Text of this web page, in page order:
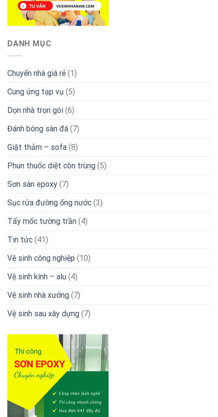
DANH MỤC
Chuyển nhà giá rẻ (1)
Cung ứng tạp vụ (5)
Dọn nhà trọn gói (6)
Đánh bóng sàn đá (7)
Giặt thảm – sofa (8)
Phun thuốc diệt côn trùng (5)
Sơn sàn epoxy (7)
Sục rửa đường ống nước (3)
Tẩy mốc tường trần (4)
Tin tức (41)
Vệ sinh công nghiệp (10)
Vệ sinh kính – alu (4)
Vệ sinh nhà xưởng (7)
Vệ sinh sau xây dựng (7)